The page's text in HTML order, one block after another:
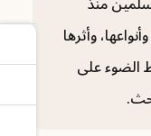
وأثرها
الضوء على